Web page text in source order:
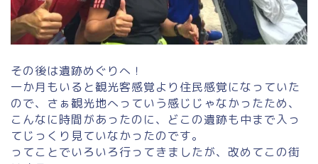
その後は遺跡めぐりへ！
一か月もいると観光客感覚より住民感覚になっていた
ので、さぁ観光地へっていう感じじゃなかったため、
こんなに時間があったのに、どこの遺跡も中まで入っ
てじっくり見ていなかったのです。
ってことでいろいろ行ってきましたが、改めてこの街